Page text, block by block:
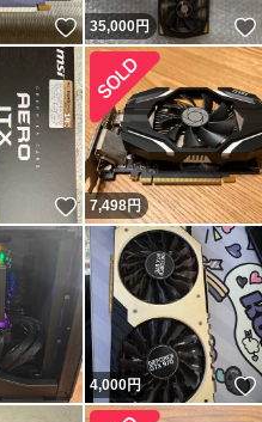
いいね！
35,000円
いいね！
7,498円
4,000円